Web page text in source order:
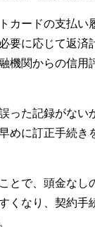
カードの支払い
要に応じて返済
機関からの信用
った記録がない
めに訂正手続き
とで、頭金なし
くなり、契約手